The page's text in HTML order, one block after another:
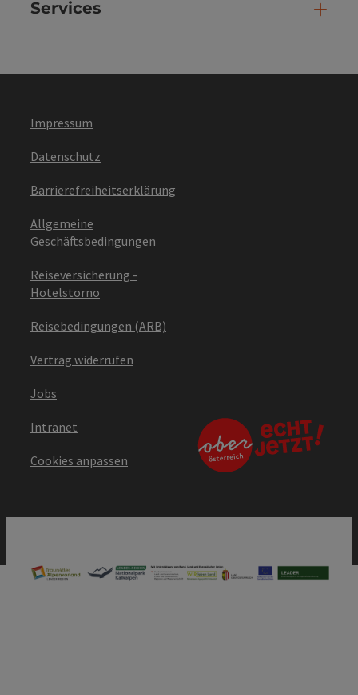
Services
Impressum
Datenschutz
Barrierefreiheitserklärung
Allgemeine
Geschäftsbedingungen
Reiseversicherung -
Hotelstorno
Reisebedingungen (ARB)
Vertrag widerrufen
Jobs
Intranet
Cookies anpassen